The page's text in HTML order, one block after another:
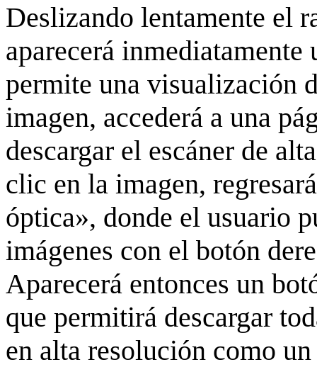
Deslizando lentamente el
aparecerá
permite una visualización
imagen, accederá a una
descargar el escáner de
clic en la imagen,
óptica», donde el usuario
imágenes con el botón
Aparecerá entonces un
que permitirá descargar
en alta resolución como